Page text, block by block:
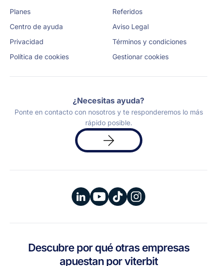
Planes
Referidos
Centro de ayuda
Aviso Legal
Privacidad
Términos y condiciones
Política de cookies
Gestionar cookies
¿Necesitas ayuda?
Ponte en contacto con nosotros y te responderemos lo más
rápido posible.
Solicita
una
demo
Descubre por qué otras empresas
apuestan por viterbit